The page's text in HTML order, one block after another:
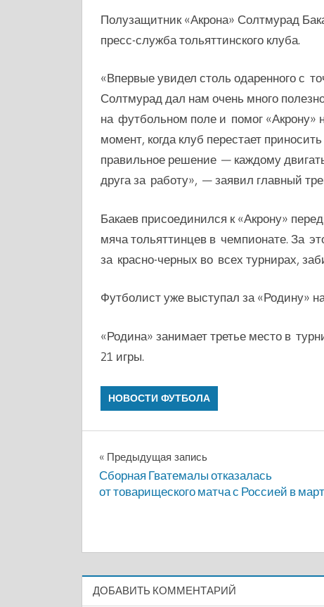
Полузащитник «Акрона» Солтмурад
пресс-служба тольяттинского клуба.
«Впервые увидел столь одаренного с
Солтмурад дал нам очень много
на футбольном поле и помог «Акрону»
момент, когда клуб перестает
правильное решение — каждому
друга за работу», — заявил главный
Бакаев присоединился к «Акрону»
мяча тольяттинцев в чемпионате. За
за красно-черных во всех турнирах,
Футболист уже выступал за «Родину»
«Родина» занимает третье место в
21 игры.
НОВОСТИ ФУТБОЛА
Навигация
по
Предыдущая запись
Сборная Гватемалы отказалась
от товарищеского матча с Россией в
ДОБАВИТЬ КОММЕНТАРИЙ